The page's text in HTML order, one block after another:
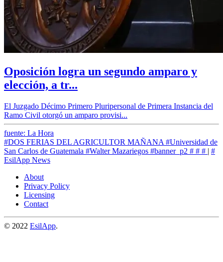
Oposición logra un segundo amparo y
elección, a tr...
El Juzgado Décimo Primero Pluripersonal de Primera Instancia del
Ramo Civil otorgó un amparo provisi...
fuente: La Hora
#DOS FERIAS DEL AGRICULTOR MAÑANA #Universidad de
San Carlos de Guatemala #Walter Mazariegos #banner_p2 # # # | #
EsilApp News
About
Privacy Policy
Licensing
Contact
© 2022 EsilApp.